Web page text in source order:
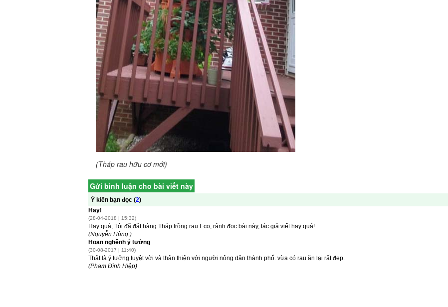
(Tháp rau hữu cơ mới)
Gửi bình luận cho bài viết này